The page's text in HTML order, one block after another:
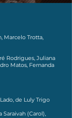
Marcelo Trotta,
Rodrigues, Juliana
Matos, Fernanda
de Luly Trigo
Saraivah (Carol),